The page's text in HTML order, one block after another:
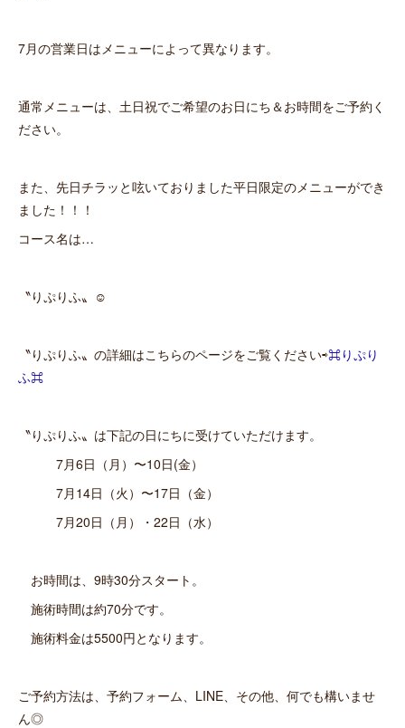
7月の営業日はメニューによって異なります。
通常メニューは、土日祝でご希望のお日にち＆お時間をご予約く
ださい。
また、先日チラッと呟いておりました平日限定のメニューができ
ました！！！
コース名は…
〝りぷりふ〟☺︎
〝りぷりふ〟の詳細はこちらのページをご覧ください⇨⌘りぷり
ふ⌘
〝りぷりふ〟は下記の日にちに受けていただけます。
7月6日（月）〜10日(金）
7月14日（火）〜17日（金）
7月20日（月）・22日（水）
お時間は、9時30分スタート。
施術時間は約70分です。
施術料金は5500円となります。
ご予約方法は、予約フォーム、LINE、その他、何でも構いませ
ん◎